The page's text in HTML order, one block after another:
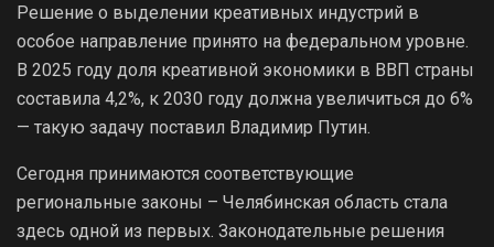
Решение о выделении креативных индустрий в
особое направление принято на федеральном уровне.
В 2025 году доля креативной экономики в ВВП страны
составила 4,2%, к 2030 году должна увеличиться до 6%
— такую задачу поставил Владимир Путин.
Сегодня принимаются соответствующие
региональные законы – Челябинская область стала
здесь одной из первых. Законодательные решения